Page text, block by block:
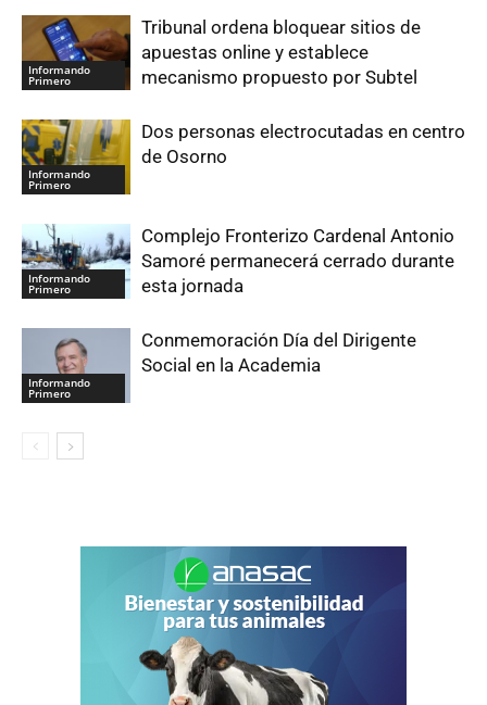
Informando
Primero
Tribunal ordena bloquear sitios de
apuestas online y establece
mecanismo propuesto por Subtel
Informando
Primero
Dos personas electrocutadas en centro
de Osorno
Informando
Primero
Complejo Fronterizo Cardenal Antonio
Samoré permanecerá cerrado durante
esta jornada
Informando
Primero
Conmemoración Día del Dirigente
Social en la Academia